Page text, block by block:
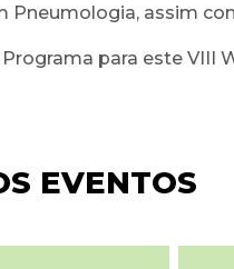
Pneumologia, assim
para este VIII
EVENTOS